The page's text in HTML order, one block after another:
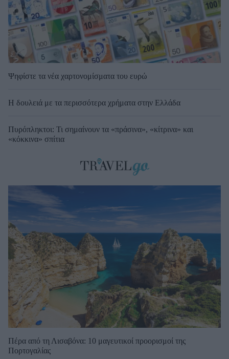
Ψηφίστε τα νέα χαρτονομίσματα του ευρώ
Η δουλειά με τα περισσότερα χρήματα στην Ελλάδα
Πυρόπληκτοι: Τι σημαίνουν τα «πράσινα», «κίτρινα» και
«κόκκινα» σπίτια
Πέρα από τη Λισαβόνα: 10 μαγευτικοί προορισμοί της
Πορτογαλίας